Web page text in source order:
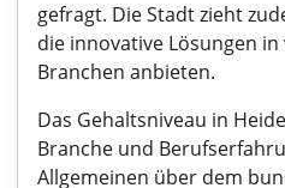
gefragt. Die Stadt zieht
die innovative Lösungen
Branchen anbieten.
Das Gehaltsniveau in
Branche und
Allgemeinen über dem